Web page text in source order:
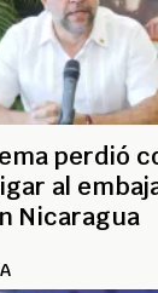
perdió
al
Nicaragua